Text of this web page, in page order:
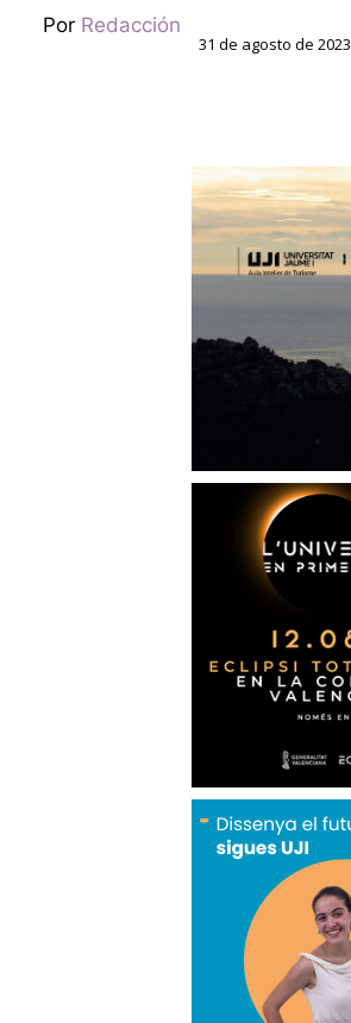
Por Redacción
31 de agosto de 2023